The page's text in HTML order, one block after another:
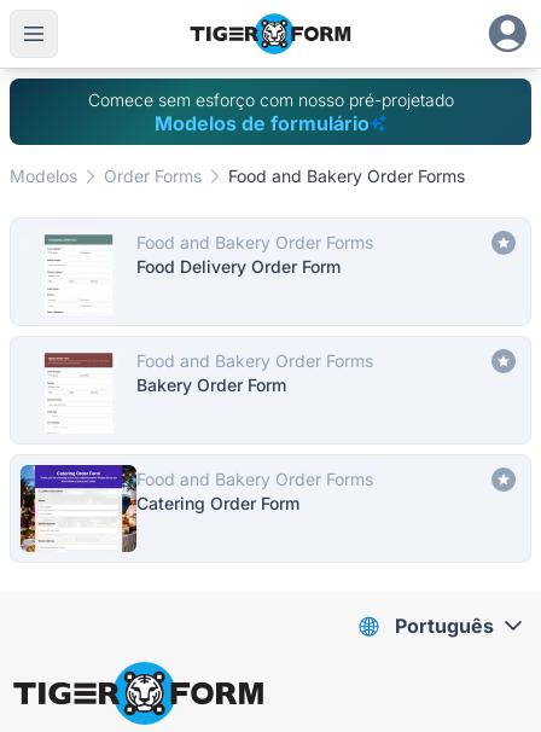
Comece sem esforço com nosso pré-projetado
Modelos de formulário
Modelos Order Forms Food and Bakery Order Forms
Food and Bakery Order Forms
Food Delivery Order Form
Food and Bakery Order Forms
Bakery Order Form
Food and Bakery Order Forms
Catering Order Form
Português